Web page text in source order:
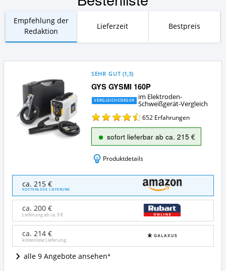
Empfehlung der
Redaktion
Lieferzeit Bestpreis
GYS GYSMI 160P
SEHR GUT (1,3)
VERGLEICHSSIEGER
im Elektroden-
Schweißgerät-Vergleich
652 Erfahrungen
sofort lieferbar ab ca. 215 €
Produktdetails
GYSMI
160P
Angebote:
ist
dieses
Elektroden-
Schweißgerät
erhältlich?
ca. 215 €
KOSTENLOSE LIEFERUNG
ca. 200 €
Lieferung ab ca.9 €
ca. 214 €
kostenlose Lieferung
alle 9 Angebote ansehen